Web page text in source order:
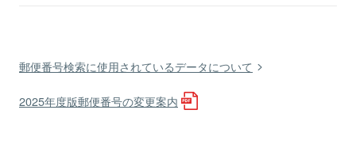
郵便番号検索に使用されているデータについて
2025年度版郵便番号の変更案内